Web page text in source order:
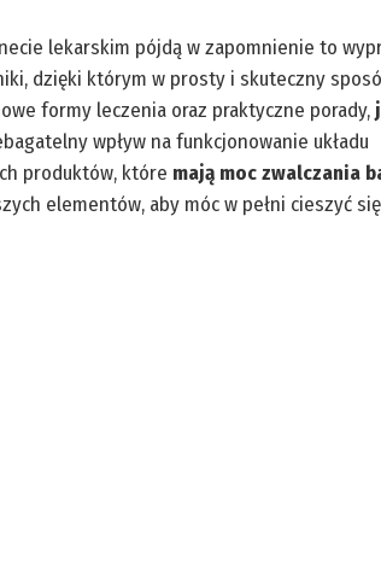
lekarskim pójdą w zapomnienie to
dzięki którym w prosty i skuteczny
formy leczenia oraz praktyczne porady,
wpływ na funkcjonowanie układu
produktów, które mają moc zwalczania
elementów, aby móc w pełni cieszyć się